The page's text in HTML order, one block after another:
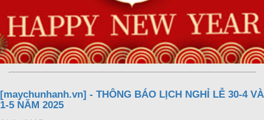
[maychunhanh.vn] - THÔNG BÁO LỊCH NGHỈ LỄ 30-4 VÀ
1-5 NĂM 2025